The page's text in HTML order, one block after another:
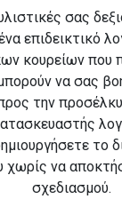
σας
επιδεικτικό
κουρείων που
να σας
την
το
χωρίς να
σχεδιασμού.